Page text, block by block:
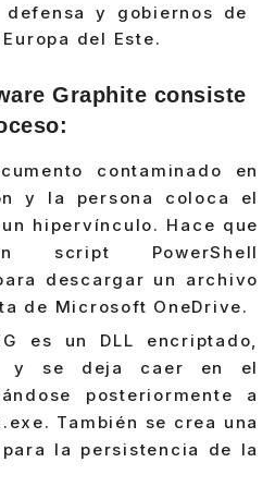
defensa y gobiernos de
del Este.
Graphite consiste
contaminado en
y la persona coloca el
hipervínculo. Hace que
PowerShell
descargar un archivo
de Microsoft OneDrive.
es un DLL encriptado,
y se deja caer en el
posteriormente a
También se crea una
la persistencia de la